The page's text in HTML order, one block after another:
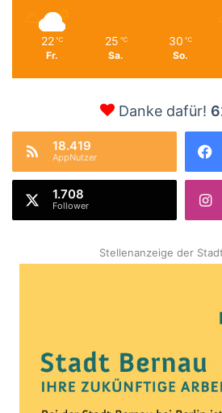
22 ℃
Fr.
25 ℃
Sa.
30 ℃
So.
Danke dafür!
18.419
AppNutzer
1.708
Follower
Stellenanzeige der